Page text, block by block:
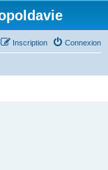
Connexion
Inscription